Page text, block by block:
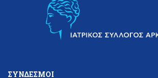
ΣΎΝΔΕΣΜΟΙ